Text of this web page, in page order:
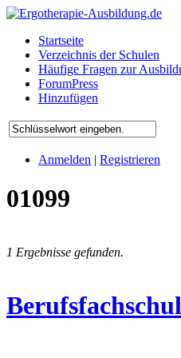
Startseite
Verzeichnis der Schulen
Häufige Fragen zur
ForumPress
Hinzufügen
Anmelden | Registrieren
01099
1 Ergebnisse gefunden.